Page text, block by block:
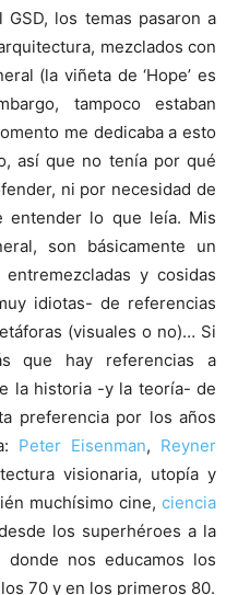
los temas pasaron a
mezclados con
(la viñeta de ‘Hope’ es
tampoco estaban
me dedicaba a esto
así que no tenía por qué
ni por necesidad de
entender lo que leía. Mis
son básicamente un
y cosidas
idiotas- de referencias
(visuales o no)… Si
que hay referencias a
la historia -y la teoría- de
preferencia por los años
Peter Eisenman, Reyner
visionaria, utopía y
muchísimo cine, ciencia
los superhéroes a la
donde nos educamos los
70 y en los primeros 80.